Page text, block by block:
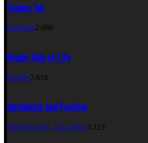
Techno Tek
Solomun2.680
Bright Side of Life
Bastille2.618
Optimistic And Positive
Martin Garrix, Loco Dice3.123